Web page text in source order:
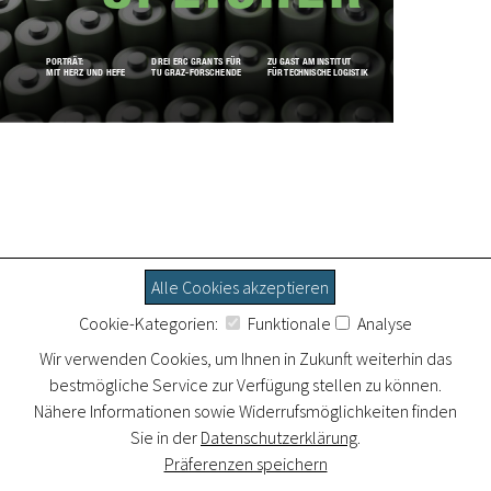
DREI ERC GRANTS FÜR
TU GRAZ-FORSCHENDE
ZU GAST AM INSTITUT
FÜR TECHNISCHE LOGISTIK
PORTRÄT:
MIT HERZ UND HEFE
Alle Cookies akzeptieren
Cookie-Kategorien:
Funktionale
Analyse
Wir verwenden Cookies, um Ihnen in Zukunft weiterhin das
bestmögliche Service zur Verfügung stellen zu können.
Nähere Informationen sowie Widerrufsmöglichkeiten finden
Sie in der Datenschutzerklärung.
Präferenzen speichern